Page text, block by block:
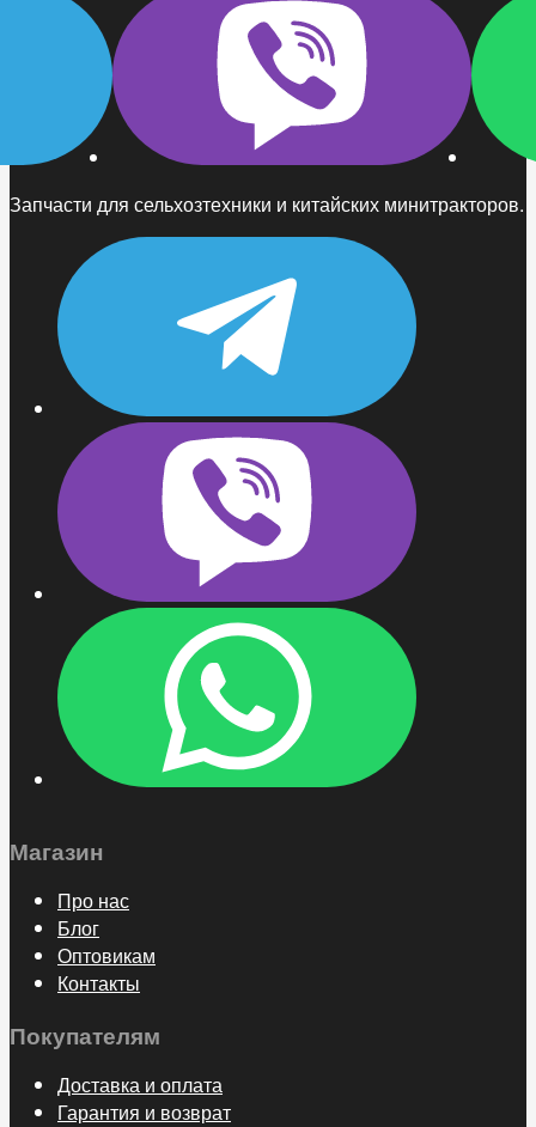
Запчасти для сельхозтехники и китайских минитракторов.
Магазин
Про нас
Блог
Оптовикам
Контакты
Покупателям
Доставка и оплата
Гарантия и возврат